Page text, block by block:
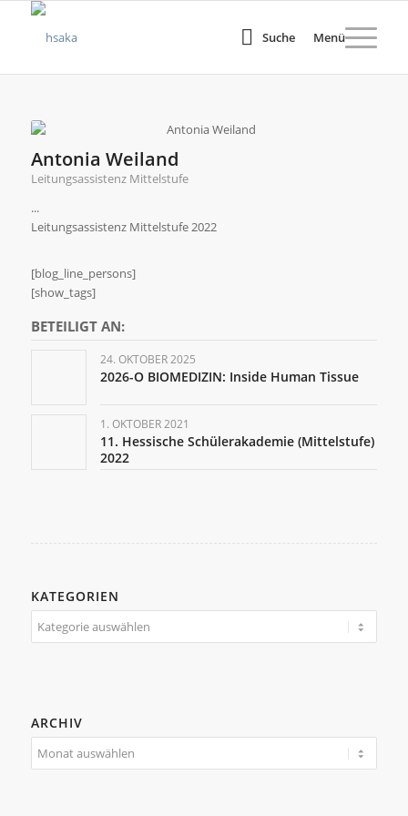
Suche Menü
Antonia Weiland
Leitungsassistenz Mittelstufe
...
Leitungsassistenz Mittelstufe 2022
[blog_line_persons]
[show_tags]
BETEILIGT AN:
24. OKTOBER 2025
2026-O BIOMEDIZIN: Inside Human Tissue
1. OKTOBER 2021
11. Hessische Schülerakademie (Mittelstufe)
2022
KATEGORIEN
Kategorien
ARCHIV